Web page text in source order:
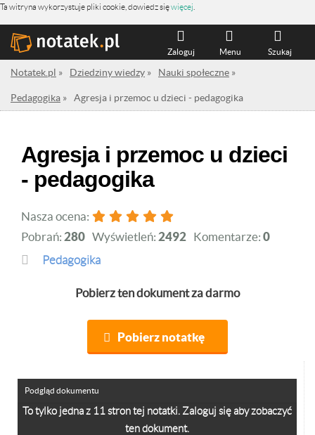
Ta witryna wykorzystuje pliki cookie, dowiedz sięwięcej
Szukaj
Menu
Zaloguj
Notatek.pl » Dziedziny wiedzy » Nauki społeczne »
Pedagogika » Agresja i przemoc u dzieci - pedagogika
Agresja i przemoc u dzieci
- pedagogika
Nasza ocena:
Pobrań: 280 Wyświetleń: 2492 Komentarze: 0
Pedagogika
Pobierz ten dokument za darmo
Pobierz notatkę
To tylko jedna z 11 stron tej notatki. Zaloguj się aby zobaczyć
ten dokument.
Podgląd dokumentu